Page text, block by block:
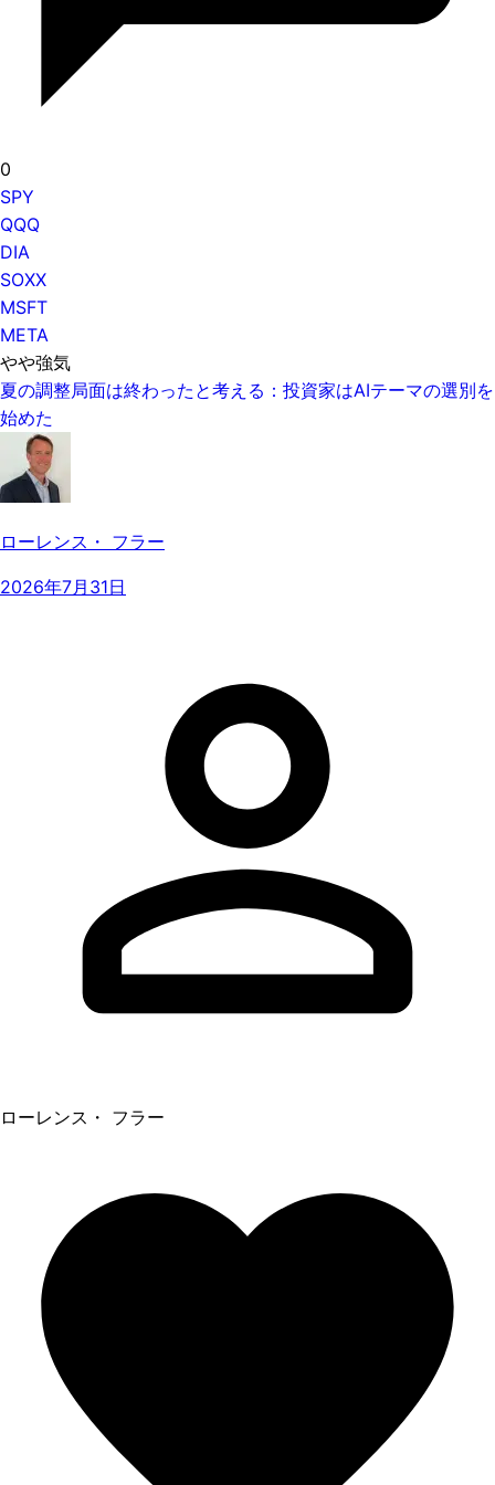
0
SPY
QQQ
DIA
SOXX
MSFT
META
やや強気
夏の調整局面は終わったと考える：投資家はAIテーマの選別を
始めた
ローレンス・ フラー
2026年7月31日
ローレンス・ フラー